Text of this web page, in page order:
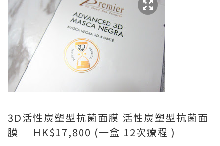
3D活性炭塑型抗菌面膜 活性炭塑型抗菌面
膜 HK$17,800 (一盒 12次療程 )